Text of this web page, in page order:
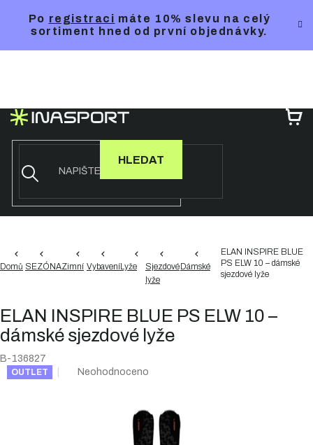
Po registraci máte 10% slevu na celý
sortiment hned od první objednávky.
HLEDAT
Domů SEZÓNAZimní VybaveníLyže
Sjezdové
lyže
Dámské
ELAN INSPIRE BLUE
PS ELW 10 – dámské
sjezdové lyže
ELAN INSPIRE BLUE PS ELW 10 –
dámské sjezdové lyže
B-136827
OUTLET
Průměrné
Neohodnoceno